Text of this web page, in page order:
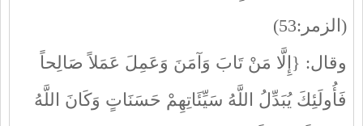
(الزمر:53)
وقال: {إِلَّا مَنْ تَابَ وَآمَنَ وَعَمِلَ عَمَلاً صَالِحاً
فَأُولَئِكَ يُبَدِّلُ اللَّهُ سَيِّئَاتِهِمْ حَسَنَاتٍ وَكَانَ اللَّهُ